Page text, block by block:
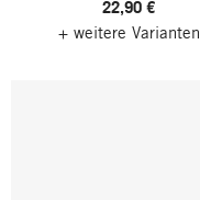
22,90 €
+ weitere Varianten